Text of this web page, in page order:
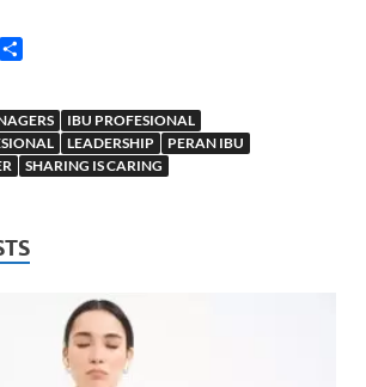
r
e
IBU PROFESIONAL
LEADERSHIP
PERAN IBU
SHARING IS CARING